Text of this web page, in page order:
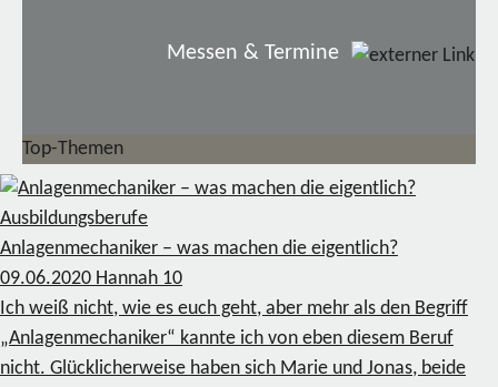
Messen & Termine
Top-Themen
Ausbildungsberufe
Anlagenmechaniker – was machen die eigentlich?
09.06.2020 Hannah 10
Ich weiß nicht, wie es euch geht, aber mehr als den Begriff
„Anlagenmechaniker“ kannte ich von eben diesem Beruf
nicht. Glücklicherweise haben sich Marie und Jonas, beide